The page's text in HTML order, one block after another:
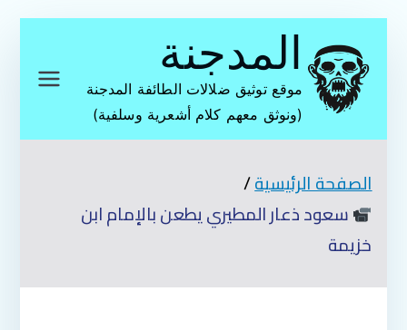
المحتوى
المدجنة
موقع توثيق ضلالات الطائفة المدجنة
(ونوثق معهم كلام أشعرية وسلفية)
الصفحة الرئيسية
سعود ذعار المطيري يطعن بالإمام ابن
خزيمة